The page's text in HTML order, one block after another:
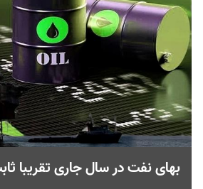
بهای نفت در سال جاری تقریبا